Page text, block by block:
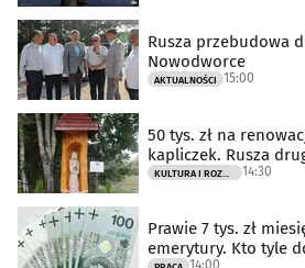
Rusza przebudowa
Nowodworce
AKTUALNOŚCI 15:00
50 tys. zł na
kapliczek. Rusza
KULTURA I ROZRYWKA 14:30
Prawie 7 tys. zł
emerytury. Kto tyle